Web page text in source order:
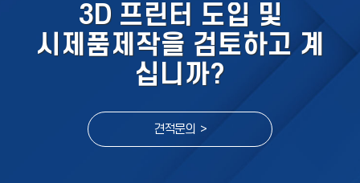
3D 프린터 도입 및
시제품제작을 검토하고 계
십니까?
견적문의 >